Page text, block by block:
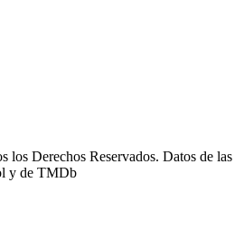
los Derechos Reservados. Datos de las
y de TMDb